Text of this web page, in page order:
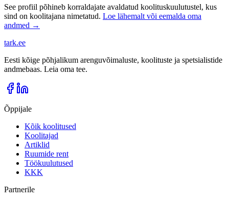
See profiil põhineb korraldajate avaldatud koolituskuulutustel, kus
sind on koolitajana nimetatud. Loe lähemalt või eemalda oma
andmed →
tark.ee
Eesti kõige põhjalikum arenguvõimaluste, koolituste ja spetsialistide
andmebaas. Leia oma tee.
Õppijale
Kõik koolitused
Koolitajad
Artiklid
Ruumide rent
Töökuulutused
KKK
Partnerile